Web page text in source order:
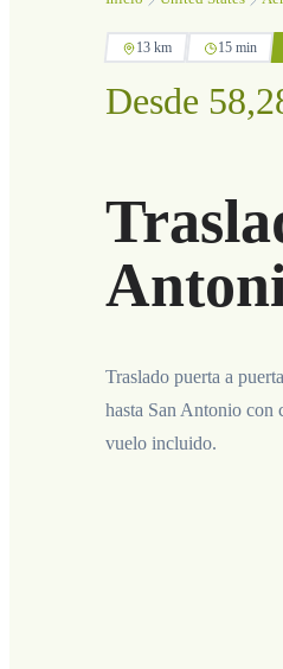
13 km 15 min
Desde
Traslado puerta a
hasta San Antonio con
vuelo incluido.